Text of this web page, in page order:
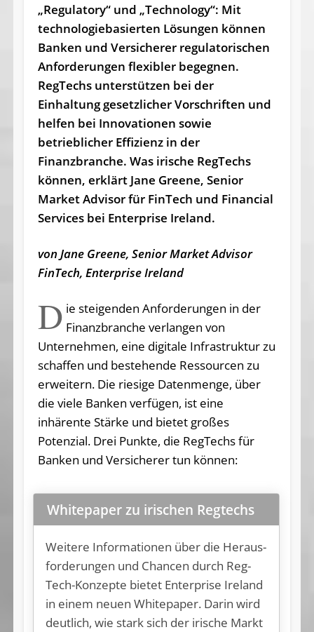
„Regulatory“ und „Technology“: Mit
technologiebasierten Lösungen können
Banken und Versicherer regulatorischen
Anforderungen flexibler begegnen.
RegTechs unterstützen bei der
Einhaltung gesetzlicher Vorschriften und
helfen bei Innovationen sowie
betrieblicher Effizienz in der
Finanzbranche. Was irische RegTechs
können, erklärt Jane Greene, Senior
Market Advisor für FinTech und Financial
Services bei Enterprise Ireland.
von Jane Greene, Senior Market Advisor
FinTech, Enterprise Ireland
D ie steigenden Anforderungen in der
Finanzbranche verlangen von
Unternehmen, eine digitale Infrastruktur zu
schaffen und bestehende Ressourcen zu
erweitern. Die riesige Datenmenge, über
die viele Banken verfügen, ist eine
inhärente Stärke und bietet großes
Potenzial. Drei Punkte, die RegTechs für
Banken und Versicherer tun können:
Whitepaper zu irischen Regtechs
Wei­te­re In­for­ma­tio­nen über die Her­aus­
for­de­run­gen und Chan­cen durch Reg­
Tech-Kon­zep­te bie­tet En­t­er­pri­se Ire­land
in ei­nem neu­en Whi­te­pa­per. Dar­in wird
deut­lich, wie stark sich der iri­sche Markt